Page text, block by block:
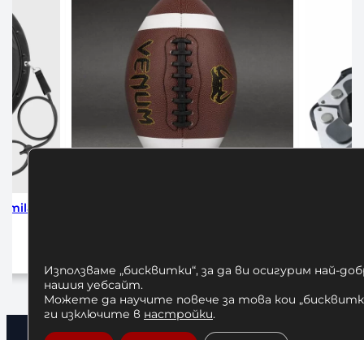
Добавяне в количката
Използваме „бисквитки“, за да ви осигурим най-
нашия уебсайт.
Можете да научите повече за това кои
ги изключите в настройки.